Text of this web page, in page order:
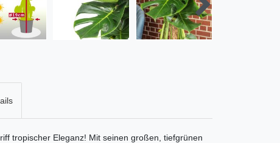
tropischer Eleganz! Mit seinen großen, tiefgrünen